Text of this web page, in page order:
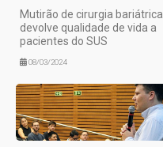
Mutirão de cirurgia bariátrica
devolve qualidade de vida a
pacientes do SUS
08/03/2024